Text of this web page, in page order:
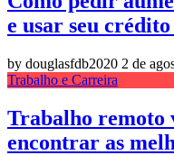
e usar seu
by douglasfdb2020 2 de
Trabalho e Carreira
Trabalho remoto
encontrar as